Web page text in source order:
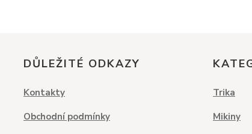
DŮLEŽITÉ ODKAZY
Kontakty
Obchodní podmínky
Trika
Mikiny